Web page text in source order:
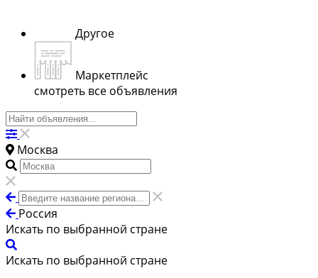
Другое
Маркетплейс
смотреть все объявления
Москва
Россия
Искать по выбранной стране
Искать по выбранной стране